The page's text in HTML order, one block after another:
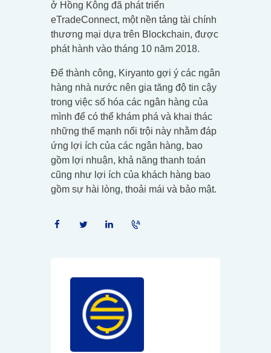
ở Hồng Kông đã phát triển
eTradeConnect, một nền tảng tài chính
thương mại dựa trên Blockchain, được
phát hành vào tháng 10 năm 2018.
Để thành công, Kiryanto gợi ý các ngân
hàng nhà nước nên gia tăng độ tin cậy
trong việc số hóa các ngân hàng của
mình để có thể khám phá và khai thác
những thế mạnh nổi trội này nhằm đáp
ứng lợi ích của các ngân hàng, bao
gồm lợi nhuận, khả năng thanh toán
cũng như lợi ích của khách hàng bao
gồm sự hài lòng, thoải mái và bảo mật.